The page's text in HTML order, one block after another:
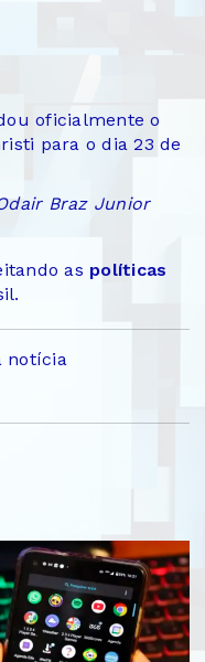
oficialmente o
para o dia 23 de
Braz Junior
as políticas
notícia